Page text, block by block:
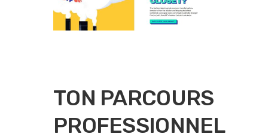
TON PARCOURS
PROFESSIONNEL